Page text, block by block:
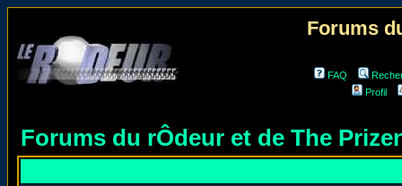
Forums
FAQ
Profil
Forums du rÔdeur et de The